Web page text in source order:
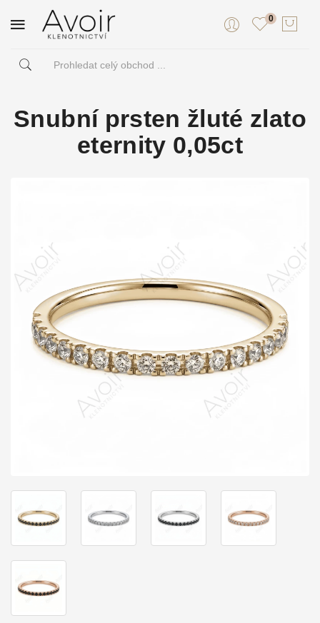
0
Snubní prsten žluté zlato
eternity 0,05ct